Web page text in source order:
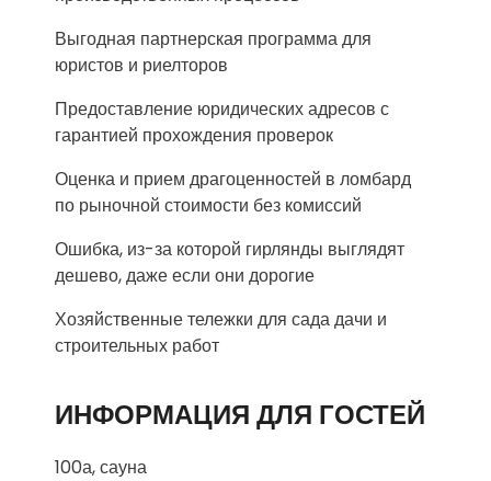
Выгодная партнерская программа для
юристов и риелторов
Предоставление юридических адресов с
гарантией прохождения проверок
Оценка и прием драгоценностей в ломбард
по рыночной стоимости без комиссий
Ошибка, из-за которой гирлянды выглядят
дешево, даже если они дорогие
Хозяйственные тележки для сада дачи и
строительных работ
ИНФОРМАЦИЯ ДЛЯ ГОСТЕЙ
100а, сауна